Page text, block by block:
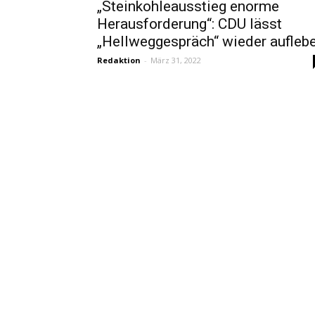
„Steinkohleausstieg enorme
Herausforderung“: CDU lässt
„Hellweggespräch“ wieder
Redaktion - März 31, 2022